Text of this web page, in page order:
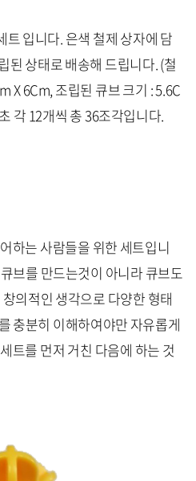
입니다. 은색 철제 상자에 담
된 상태로 배송해 드립니다. (철
X 6Cm, 조립된 큐브 크기 : 5.6C
각 12개씩 총 36조각입니다.
하는 사람들을 위한 세트입니
브를 만드는것이 아니라 큐브도
의적인 생각으로 다양한 형태
충분히 이해하여야만 자유롭게
트를 먼저 거친 다음에 하는 것